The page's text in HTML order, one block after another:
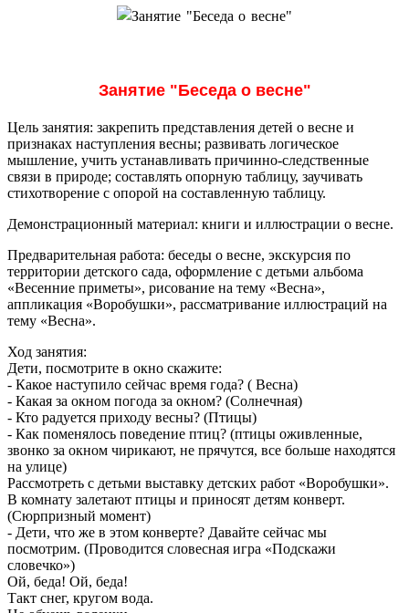
Занятие "Беседа о весне"
Цель занятия: закрепить представления детей о весне и
признаках наступления весны; развивать логическое
мышление, учить устанавливать причинно-следственные
связи в природе; составлять опорную таблицу, заучивать
стихотворение с опорой на составленную таблицу.
Демонстрационный материал: книги и иллюстрации о весне.
Предварительная работа: беседы о весне, экскурсия по
территории детского сада, оформление с детьми альбома
«Весенние приметы», рисование на тему «Весна»,
аппликация «Воробушки», рассматривание иллюстраций на
тему «Весна».
Ход занятия:
Дети, посмотрите в окно скажите:
- Какое наступило сейчас время года? ( Весна)
- Какая за окном погода за окном? (Солнечная)
- Кто радуется приходу весны? (Птицы)
- Как поменялось поведение птиц? (птицы оживленные,
звонко за окном чирикают, не прячутся, все больше находятся
на улице)
Рассмотреть с детьми выставку детских работ «Воробушки».
В комнату залетают птицы и приносят детям конверт.
(Сюрпризный момент)
- Дети, что же в этом конверте? Давайте сейчас мы
посмотрим. (Проводится словесная игра «Подскажи
словечко»)
Ой, беда! Ой, беда!
Такт снег, кругом вода.